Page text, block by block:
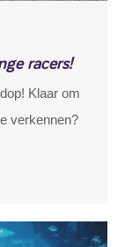
racers!
Klaar om
verkennen?